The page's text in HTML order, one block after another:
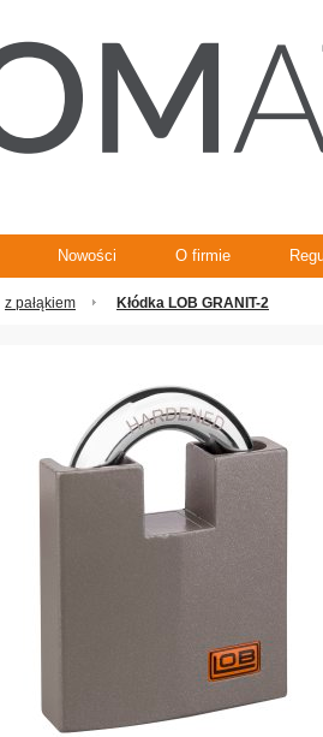
Nowości O firmie
z pałąkiem Kłódka LOB GRANIT-2